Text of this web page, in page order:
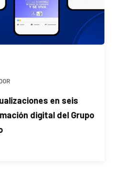
en seis
digital del Grupo